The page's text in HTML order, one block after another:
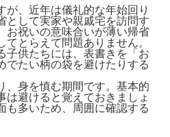
、近年は儀礼的な年始回り
として実家や親戚宅を訪問す
お祝いの意味合いが薄い帰省
てとらえて問題ありません。
子供たちには、表書きを「お
でたい柄の袋を避けたりする
、身を慎む期間です。基本的
は避けると覚えておきましょ
も多いため、周囲に確認する